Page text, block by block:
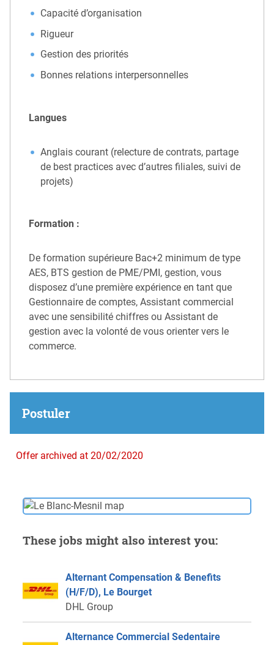
Capacité d’organisation
Rigueur
Gestion des priorités
Bonnes relations interpersonnelles
Langues
Anglais courant (relecture de contrats, partage
de best practices avec d’autres filiales, suivi de
projets)
Formation :
De formation supérieure Bac+2 minimum de type
AES, BTS gestion de PME/PMI, gestion, vous
disposez d’une première expérience en tant que
Gestionnaire de comptes, Assistant commercial
avec une sensibilité chiffres ou Assistant de
gestion avec la volonté de vous orienter vers le
commerce.
Postuler
Offer archived at 20/02/2020
These jobs might also interest you:
Alternant Compensation & Benefits
(H/F/D), Le Bourget
DHL Group
Alternance Commercial Sedentaire